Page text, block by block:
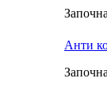
Анти